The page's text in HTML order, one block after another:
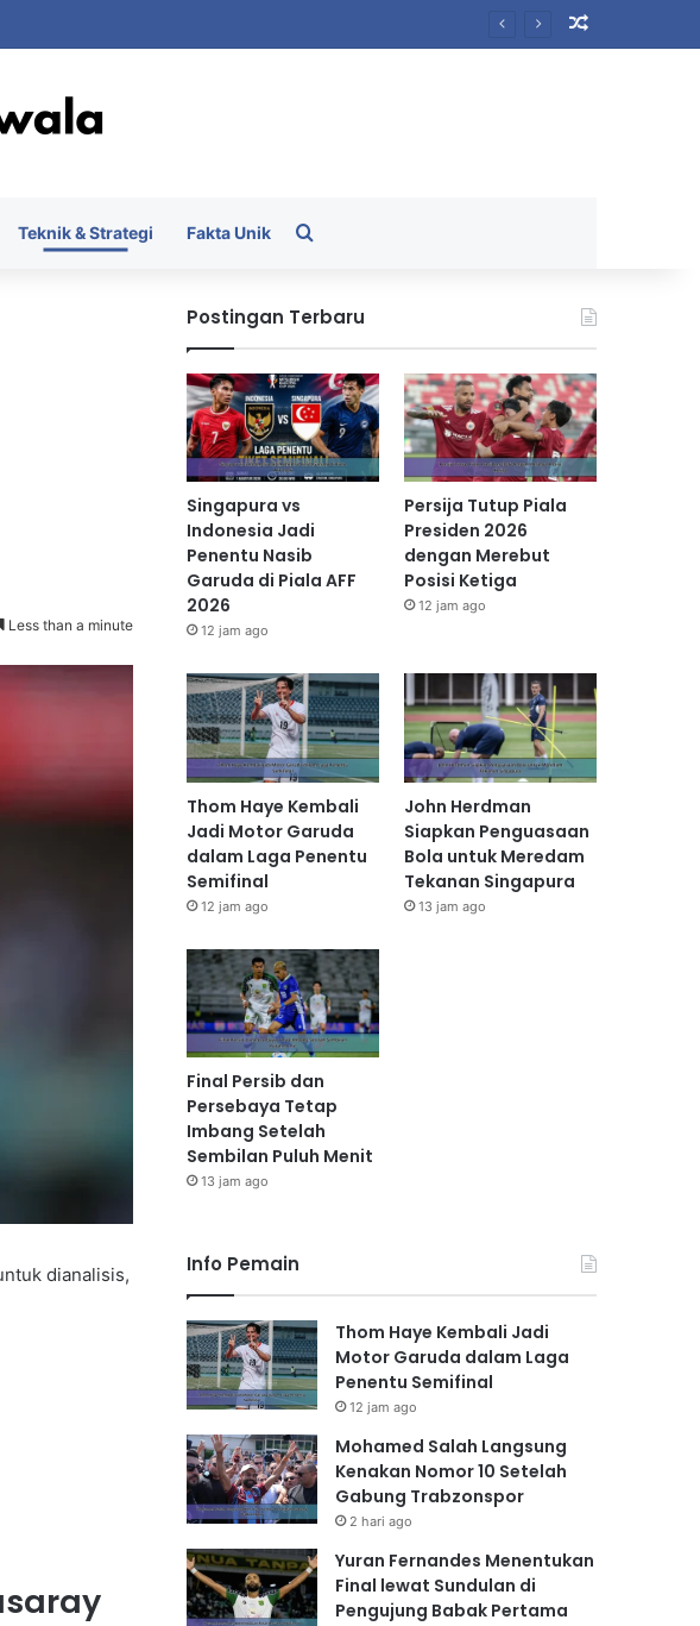
Teknik & Strategi Fakta Unik
Less than a minute
dianalisis,
Postingan Terbaru
Singapura vs
Indonesia Jadi
Penentu Nasib
Garuda di Piala AFF
2026
12 jam ago
Persija Tutup Piala
Presiden 2026
dengan Merebut
Posisi Ketiga
12 jam ago
Thom Haye Kembali
Jadi Motor Garuda
dalam Laga Penentu
Semifinal
12 jam ago
John Herdman
Siapkan Penguasaan
Bola untuk Meredam
Tekanan Singapura
13 jam ago
Final Persib dan
Persebaya Tetap
Imbang Setelah
Sembilan Puluh Menit
13 jam ago
Info Pemain
Thom Haye Kembali Jadi
Motor Garuda dalam Laga
Penentu Semifinal
12 jam ago
Mohamed Salah Langsung
Kenakan Nomor 10 Setelah
Gabung Trabzonspor
2 hari ago
Yuran Fernandes Menentukan
Final lewat Sundulan di
Pengujung Babak Pertama